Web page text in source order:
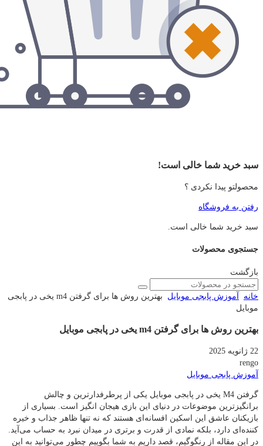
سبد خرید شما خالی است!
محصولتو پیدا نکردی ؟
رفتن به فروشگاه
سبد خرید شما خالی است.
جستجوی محصولات
بازگشت
خانه آموزش پابجی موبایل
بهترین روش ها برای گرفتن m4 یخی در پابجی
موبایل
بهترین روش ها برای گرفتن m4 یخی در پابجی موبایل
22 ژانویه 2025
rengo
آموزش پابجی موبایل
گرفتن M4 یخی در پابجی موبایل یکی از پرطرفدارترین و چالش‌
برانگیزترین موضوعات در دنیای این بازی هیجان‌ انگیز است. بسیاری از
بازیکنان عاشق این اسکین افسانه‌ای هستند که نه تنها ظاهر جذاب و خیره‌
کننده‌ای دارد، بلکه نمادی از قدرت و برتری در میدان نبرد به حساب می‌آید.
در این مقاله از رنگوگیم، قصد داریم به شما بگوییم چطور می‌توانید به این